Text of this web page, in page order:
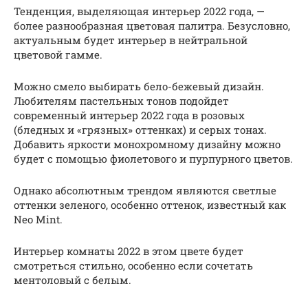
Тенденция, выделяющая интерьер 2022 года, —
более разнообразная цветовая палитра. Безусловно,
актуальным будет интерьер в нейтральной
цветовой гамме.
Можно смело выбирать бело-бежевый дизайн.
Любителям пастельных тонов подойдет
современный интерьер 2022 года в розовых
(бледных и «грязных» оттенках) и серых тонах.
Добавить яркости монохромному дизайну можно
будет с помощью фиолетового и пурпурного цветов.
Однако абсолютным трендом являются светлые
оттенки зеленого, особенно оттенок, известный как
Neo Mint.
Интерьер комнаты 2022 в этом цвете будет
смотреться стильно, особенно если сочетать
ментоловый с белым.